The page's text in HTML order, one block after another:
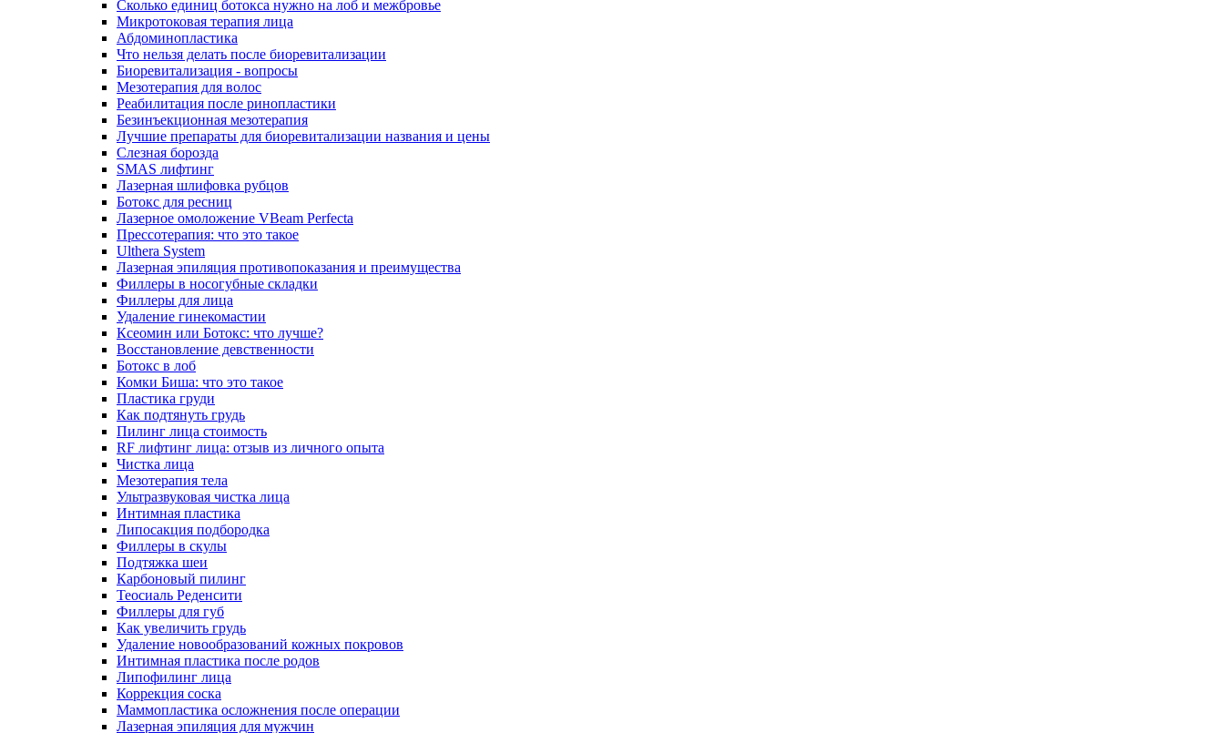
Сколько единиц ботокса нужно на лоб и межбровье
Микротоковая терапия лица
Абдоминопластика
Что нельзя делать после биоревитализации
Биоревитализация - вопросы
Мезотерапия для волос
Реабилитация после ринопластики
Безинъекционная мезотерапия
Лучшие препараты для биоревитализации названия и цены
Слезная борозда
SMAS лифтинг
Лазерная шлифовка рубцов
Ботокс для ресниц
Лазерное омоложение VBeam Perfecta
Прессотерапия: что это такое
Ulthera System
Лазерная эпиляция противопоказания и преимущества
Филлеры в носогубные складки
Филлеры для лица
Удаление гинекомастии
Ксеомин или Ботокс: что лучше?
Восстановление девственности
Ботокс в лоб
Комки Биша: что это такое
Пластика груди
Как подтянуть грудь
Пилинг лица стоимость
RF лифтинг лица: отзыв из личного опыта
Чистка лица
Мезотерапия тела
Ультразвуковая чистка лица
Интимная пластика
Липосакция подбородка
Филлеры в скулы
Подтяжка шеи
Карбоновый пилинг
Теосиаль Реденсити
Филлеры для губ
Как увеличить грудь
Удаление новообразований кожных покровов
Интимная пластика после родов
Липофилинг лица
Коррекция соска
Маммопластика осложнения после операции
Лазерная эпиляция для мужчин